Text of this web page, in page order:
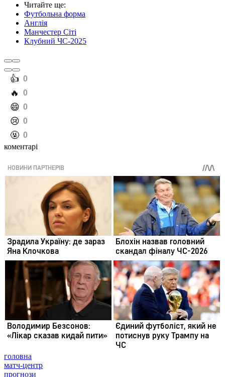
Читайте ще:
Футбольна форма
Англія
Манчестер Сіті
Клубний ЧС-2025
️👍 0
️🔥 0
️😄 0
️😢 0
️🤬 0
коментарі
головна
матч-центр
прогнози